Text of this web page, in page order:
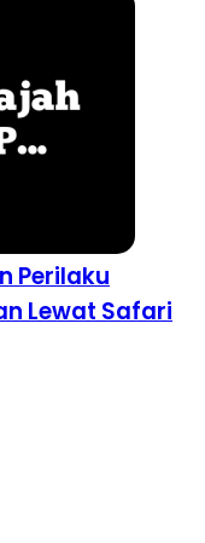
Perilaku
Lewat Safari